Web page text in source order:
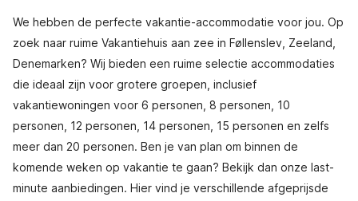
We hebben de perfecte vakantie-accommodatie voor jou. Op
zoek naar ruime Vakantiehuis aan zee in Føllenslev, Zeeland,
Denemarken? Wij bieden een ruime selectie accommodaties
die ideaal zijn voor grotere groepen, inclusief
vakantiewoningen voor 6 personen, 8 personen, 10
personen, 12 personen, 14 personen, 15 personen en zelfs
meer dan 20 personen. Ben je van plan om binnen de
komende weken op vakantie te gaan? Bekijk dan onze last-
minute aanbiedingen. Hier vind je verschillende afgeprijsde